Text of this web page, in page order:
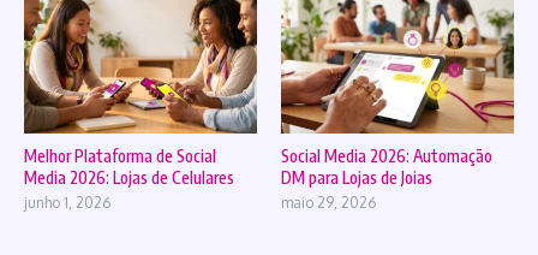
Melhor Plataforma de Social
Media 2026: Lojas de Celulares
junho 1, 2026
Social Media 2026: Automação
DM para Lojas de Joias
maio 29, 2026